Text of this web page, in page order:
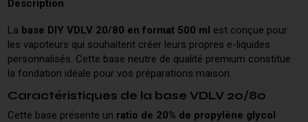
Description
La base DIY VDLV 20/80 en format 500 ml est conçue pour
les vapoteurs qui souhaitent créer leurs propres e-liquides
personnalisés. Cette base neutre de qualité premium constitue
la fondation idéale pour vos préparations maison.
Caractéristiques de la base VDLV 20/80
Cette base présente un ratio de 20% de propylène glycol